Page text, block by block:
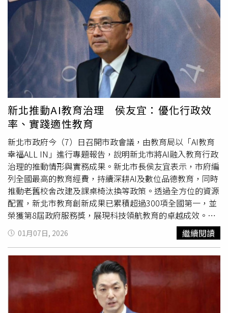
面上的財富，更是為了給家人一份穩定的安全感。當您透過
理財規劃打好基石，再加上預立遺囑的法律保障，人生這幅
拼圖才算真正圓滿。為幫助大眾建立良好理財觀念，遺囑協
會將於115年4月份舉辦【理財與傳承：向未來預約一筆財
富 ──
樂活 退休理財規劃講座】歡迎報名。台灣遺囑協會
官網https://sites.google.com/view/twwillassoc，報名請
https://docs.google.com/forms/d/e/
Xp4WZuh-g/viewform
月7日公告，截至2025年12月31日止，共有9家旅行社因保
證金遭扣押或執行，成為潛在消費糾紛高風險對象。名單包
括：世航旅行社、朝桂旅行社、草屯旅行社、井昇旅行社、
連晟旅行社、翔展旅行社、喜泰旅行社、休遊旅行社，以及
跳跳島在地日常旅行社。觀光署指出，若後續執行命令經撤
銷，將更新相關資料。此外，觀光署也於1月22日更新公告
指出，目前國內共有46家旅行社已主動申報或經主管機關副
知停業，停業期間雖可依法申辦復業，但觀光署提醒消費者
務必查證業者營運狀況再做決策，以保障旅遊行程與財務安
全。46家旅行社停業名單如下：江山旅行社、信鋒旅行社、
小馬國際旅行社、百飛旅行社、詠泰旅行社、台灣國際旅行
社、享台灣旅行社、優質旅行社、光陽旅行社、台塑旅行
社、運通國際旅行社、金興旅行社、二姐旅行社、瑞麒旅行
社、再興國際旅行社、大宏旅行社、遇見國際運通旅行社、
昇漢旅行社、永豐旅旅行社、台灣便利旅行社、嗨澎湖旅行
社、中證旅行社、天王遊旅行社、米飯旅行社、啟程旅行
社、安美旅行社、亞馨樂活旅行社、大來國際旅行社、享玩
旅行社、和成旅行社、百世旅行社、跨海旅行社、星辰旅行
社、日暉國際綜合旅行社、天齊旅行社、迦勒興旅行社、金
元玉旅行社、亞洲旅行社、米淇國際旅行社、菲美運通旅行
社、鉅承旅行社、華夏國際旅行社、跳跳島在地日常旅行
社、本質生活旅行社、經典旅行社，以及滙豐旅行社。觀光
署強調，隨著疫後旅遊市場活絡，旅客在選擇旅行社時，應
詳加查閱觀光署公告與公會資訊，確認業者登記狀況與近期
營運記錄，以防發生行程延誤、退款爭議或其他消費糾紛。
新北推動AI教育治理 侯友宜：優化行政效
率、實踐適性教育
新北市政府今（7）日召開市政會議，由教育局以「AI教育
幸福ALL IN」進行專題報告，說明新北市將AI融入教育行政
治理的推動情形與實務成果。新北市長侯友宜表示，市府編
列全國最高的教育經費，持續深耕AI及數位品德教育，同時
推動老舊校舍改建及課桌椅汰換等政策。透過全方位的資源
配置，新北市教育創新成果已累積超過300項全國第一，並
榮獲第8屆政府服務獎，展現科技領航教育的卓越成效。侯
友宜表示，臺灣身為全球科技之島，教育必須精準對接產業
趨勢。新北市自108年起全面啟動AI教育轉型，教育單位率
先作為前端學習者，運用AI工具實現行政減量，簡化資料彙
整與專案規劃，讓時間回歸政策創新工作及教學現場。同
時，透過數位工具輔導教師落實適性教育，達成因材施教的
目標。此外，新北教育團隊表現亮眼，於「經濟部AI應用規
劃師初級檢定」中，通過率高達60%，遠超全國平均水準
01月07日, 2026 繼續閱讀